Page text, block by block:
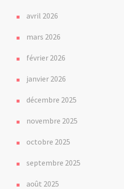
avril 2026
mars 2026
février 2026
janvier 2026
décembre 2025
novembre 2025
octobre 2025
septembre 2025
août 2025